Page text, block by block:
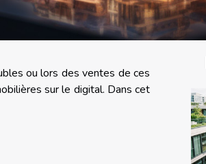
ou lors des ventes de ces
sur le digital. Dans cet